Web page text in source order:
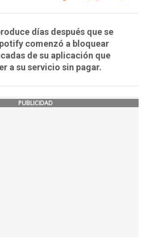
días después que se
comenzó a bloquear
de su aplicación que
a su servicio sin pagar.
PUBLICIDAD